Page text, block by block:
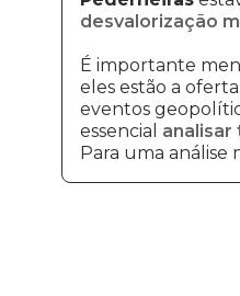
desvalorização
É importante
eles estão a
eventos
essencial
Para uma análise